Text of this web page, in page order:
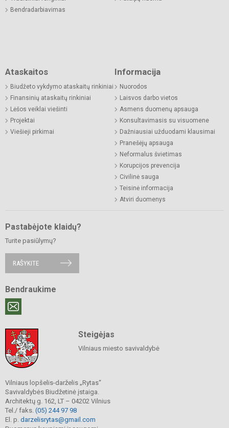
Bendradarbiavimas
Ataskaitos
Biudžeto vykdymo ataskaitų rinkiniai
Finansinių ataskaitų rinkiniai
Lėšos veiklai viešinti
Projektai
Viešieji pirkimai
Informacija
Nuorodos
Laisvos darbo vietos
Asmens duomenų apsauga
Konsultavimasis su visuomene
Dažniausiai užduodami klausimai
Pranešėjų apsauga
Neformalus švietimas
Korupcijos prevencija
Civilinė sauga
Teisinė informacija
Atviri duomenys
Pastabėjote klaidų?
Turite pasiūlymų?
RAŠYKITE
Bendraukime
Steigėjas
Vilniaus miesto savivaldybė
Vilniaus lopšelis-darželis „Rytas“
Savivaldybės Biudžetinė įstaiga.
Architektų g. 162, LT – 04202 Vilnius
Tel./ faks. (05) 244 97 98
El. p. darzelisrytas@gmail.com